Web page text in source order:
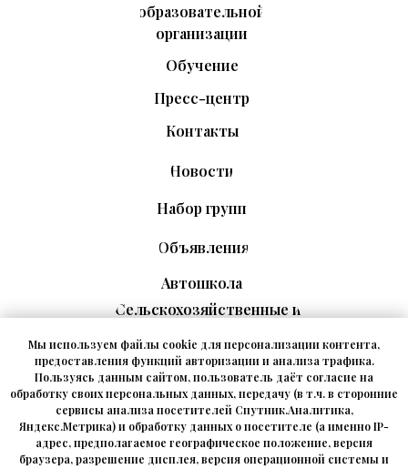
образовательной
организации
Пресс-центр
Контакты
Обучение
Автошкола
Промышленная
безопасность
Транспортная безопасность
и ДОПОГ
Охрана труда и безопасность
Сельскохозяйственные и
Новости
Объявления
Набор групп
Мы используем файлы cookie для персонализации контента,
предоставления функций авторизации и анализа трафика.
Пользуясь данным сайтом, пользователь даёт согласие на
обработку своих персональных данных, передачу (в т.ч. в сторонние
сервисы анализа посетителей Спутник.Аналитика,
Яндекс.Метрика) и обработку данных о посетителе (а именно IP-
адрес, предполагаемое географическое положение, версия
браузера, разрешение дисплея, версия операционной системы и